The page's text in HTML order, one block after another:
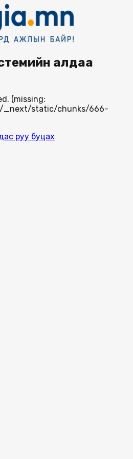
алдаа
(missing:
_next/static/chunks/666-
руу буцах